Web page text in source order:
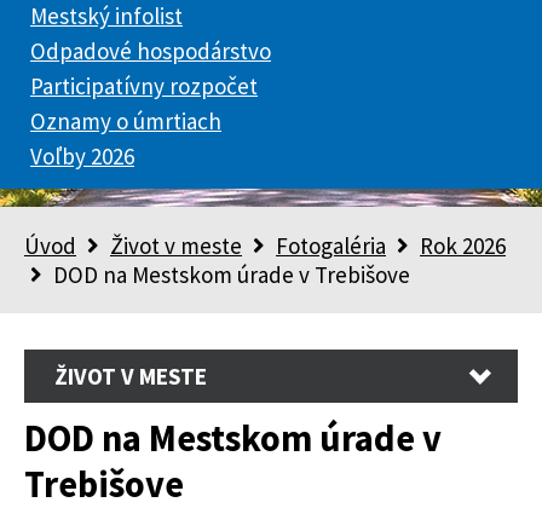
Mestský infolist
Odpadové hospodárstvo
Participatívny rozpočet
Oznamy o úmrtiach
Voľby 2026
Úvod Život v meste Fotogaléria
Rok 2026
DOD na Mestskom úrade v Trebišove
ŽIVOT V MESTE
DOD na Mestskom úrade v
Trebišove